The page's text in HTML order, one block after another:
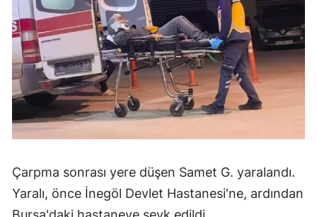
Çarpma sonrası yere düşen Samet G. yaralandı.
Yaralı, önce İnegöl Devlet Hastanesi'ne, ardından